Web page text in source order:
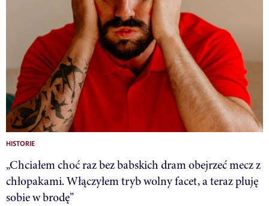
HISTORIE
„Chciałem choć raz bez babskich dram obejrzeć mecz z
chłopakami. Włączyłem tryb wolny facet, a teraz pluję
sobie w brodę”